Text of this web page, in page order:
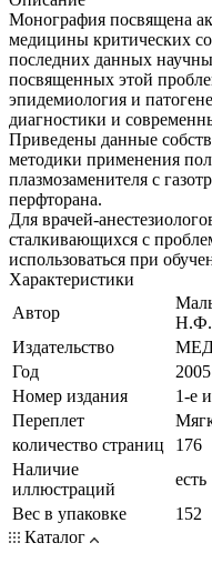
Монография посвящена
медицины критических
последних данных
посвященных этой
эпидемиология и
диагностики и
Приведены данные
методики применения
плазмозаменителя с
перфторана.
Для врачей-
сталкивающихся с
использоваться при
Характеристики
Автор
Н.Ф.
Издательство
Год
2005
Номер издания
1-е
Переплет
количество страниц
176
Наличие
иллюстраций
есть
Вес в упаковке
152
Каталог